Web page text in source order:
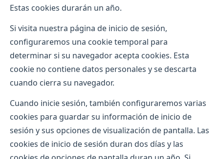
Estas cookies durarán un año.
Si visita nuestra página de inicio de sesión,
configuraremos una cookie temporal para
determinar si su navegador acepta cookies. Esta
cookie no contiene datos personales y se descarta
cuando cierra su navegador.
Cuando inicie sesión, también configuraremos varias
cookies para guardar su información de inicio de
sesión y sus opciones de visualización de pantalla. Las
cookies de inicio de sesión duran dos días y las